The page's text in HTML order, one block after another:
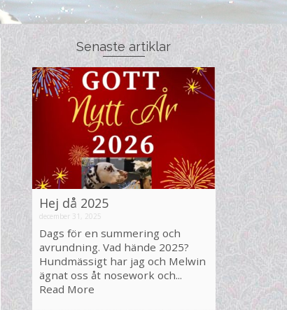
Senaste artiklar
Hej då 2025
december 31, 2025
Dags för en summering och
avrundning. Vad hände 2025?
Hundmässigt har jag och Melwin
ägnat oss åt nosework och...
Read More